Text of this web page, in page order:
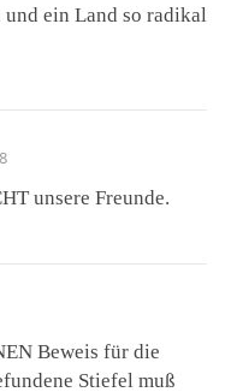
ein Land so radikal
unsere Freunde.
Beweis für die
Stiefel muß